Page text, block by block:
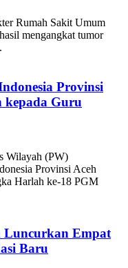
Rumah Sakit Umum
mengangkat tumor
Provinsi
kepada Guru
Wilayah (PW)
Provinsi Aceh
Harlah ke-18 PGM
Luncurkan Empat
Baru